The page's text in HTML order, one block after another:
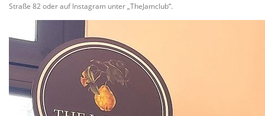
Straße 82 oder auf Instagram unter „TheJamclub“.